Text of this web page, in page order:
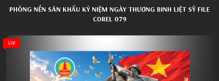
PHÔNG NỀN SÂN KHẤU KỶ NIỆM NGÀY THƯƠNG BINH LIỆT SỸ FILE
COREL 079
VIP